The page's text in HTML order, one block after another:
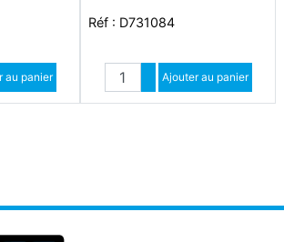
quantité
quantité
au panier
Réf : D731084
Quantité
Augmenter quantité
Diminuer quantité
Ajouter au panier